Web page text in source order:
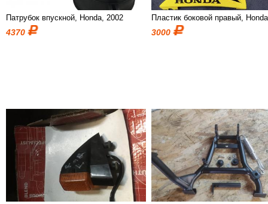
Патрубок впускной, Honda, 2002
4370
Пластик боковой правый, Honda
3000